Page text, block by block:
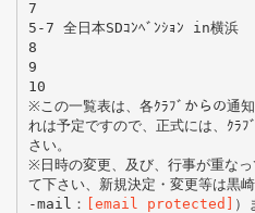
7
5-7 全日本SDｺﾝﾍﾞﾝｼｮﾝ in横浜
8
9
10
※この一覧表は、各ｸﾗﾌﾞからの通
れは予定ですので、正式には、ｸﾗ
さい。
※日時の変更、及び、行事が重な
て下さい、新規決定・変更等は
-mail： [email protected] ）